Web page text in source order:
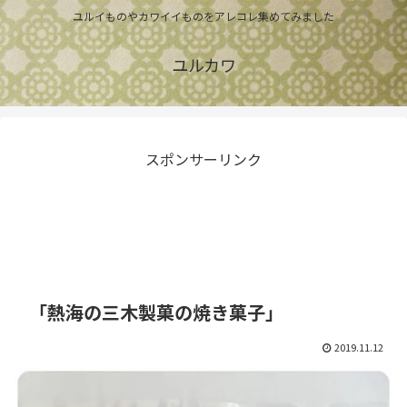
ユルイものやカワイイものをアレコレ集めてみました
ユルカワ
スポンサーリンク
「熱海の三木製菓の焼き菓子」
2019.11.12